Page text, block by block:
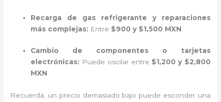
Recarga de gas refrigerante y reparaciones
más complejas: Entre $900 y $1,500 MXN
Cambio de componentes o tarjetas
electrónicas: Puede oscilar entre $1,200 y $2,800
MXN
Recuerda, un precio demasiado bajo puede esconder una